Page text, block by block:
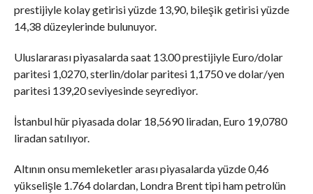
prestijiyle kolay getirisi yüzde 13,90, bileşik getirisi yüzde
14,38 düzeylerinde bulunuyor.
Uluslararası piyasalarda saat 13.00 prestijiyle Euro/dolar
paritesi 1,0270, sterlin/dolar paritesi 1,1750 ve dolar/yen
paritesi 139,20 seviyesinde seyrediyor.
İstanbul hür piyasada dolar 18,5690 liradan, Euro 19,0780
liradan satılıyor.
Altının onsu memleketler arası piyasalarda yüzde 0,46
yükselişle 1.764 dolardan, Londra Brent tipi ham petrolün